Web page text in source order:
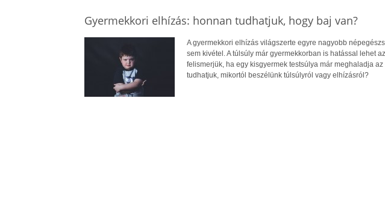
Gyermekkori elhízás: honnan tudhatjuk, hogy baj van?
A gyermekkori elhízás világszerte egyre nagyobb
sem kivétel. A túlsúly már gyermekkorban is hatással lehet
felismerjük, ha egy kisgyermek testsúlya már meghaladja
tudhatjuk, mikortól beszélünk túlsúlyról vagy elhízásról?